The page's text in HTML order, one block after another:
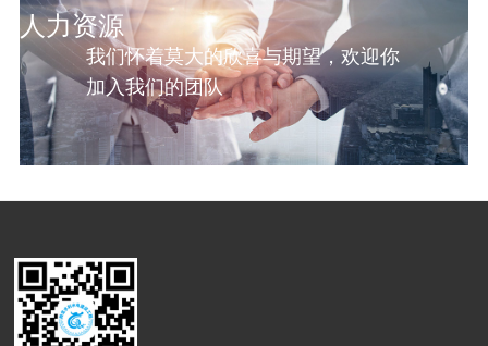
人力资源
我们怀着莫大的欣喜与期望，欢迎你
加入我们的团队